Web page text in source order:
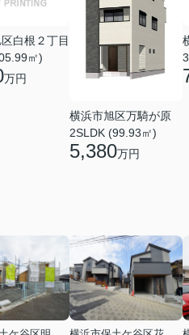
白根２丁目
㎡)
万円
横浜市旭区万騎が原
2SLDK (99.93㎡)
5,380万円